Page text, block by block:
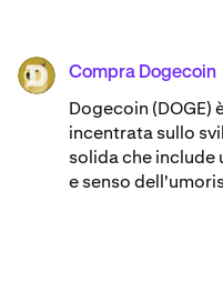
DOGE Compra Dogecoin
Dogecoin (DOGE)
incentrata sullo
solida che
e senso